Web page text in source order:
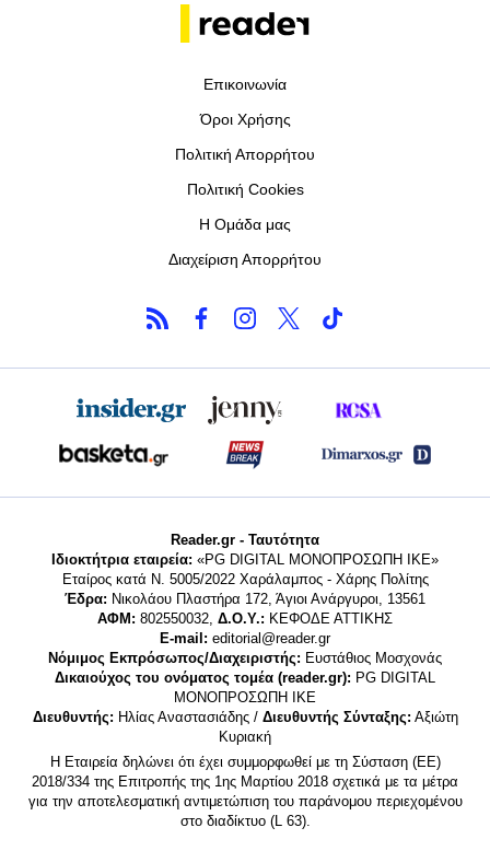
Επικοινωνία
Όροι Χρήσης
Πολιτική Απορρήτου
Πολιτική Cookies
Η Ομάδα μας
Διαχείριση Απορρήτου
Reader.gr - Ταυτότητα
Ιδιοκτήτρια εταιρεία: «PG DIGITAL MONΟΠΡΟΣΩΠΗ ΙΚΕ»
Εταίρος κατά Ν. 5005/2022 Χαράλαμπος - Χάρης Πολίτης
Έδρα: Νικολάου Πλαστήρα 172, Άγιοι Ανάργυροι, 13561
ΑΦΜ: 802550032, Δ.Ο.Υ.: ΚΕΦΟΔΕ ΑΤΤΙΚΗΣ
E-mail: editorial@reader.gr
Νόμιμος Εκπρόσωπος/Διαχειριστής: Ευστάθιος Μοσχονάς
Δικαιούχος του ονόματος τομέα (reader.gr): PG DIGITAL
MONΟΠΡΟΣΩΠΗ ΙΚΕ
Διευθυντής: Ηλίας Αναστασιάδης / Διευθυντής Σύνταξης: Αξιώτη
Κυριακή
Η Εταιρεία δηλώνει ότι έχει συμμορφωθεί με τη Σύσταση (ΕΕ)
2018/334 της Επιτροπής της 1ης Μαρτίου 2018 σχετικά με τα μέτρα
για την αποτελεσματική αντιμετώπιση του παράνομου περιεχομένου
στο διαδίκτυο (L 63).